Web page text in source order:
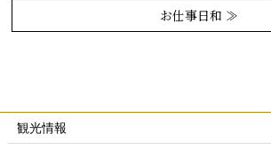
お仕事日和 ≫
観光情報